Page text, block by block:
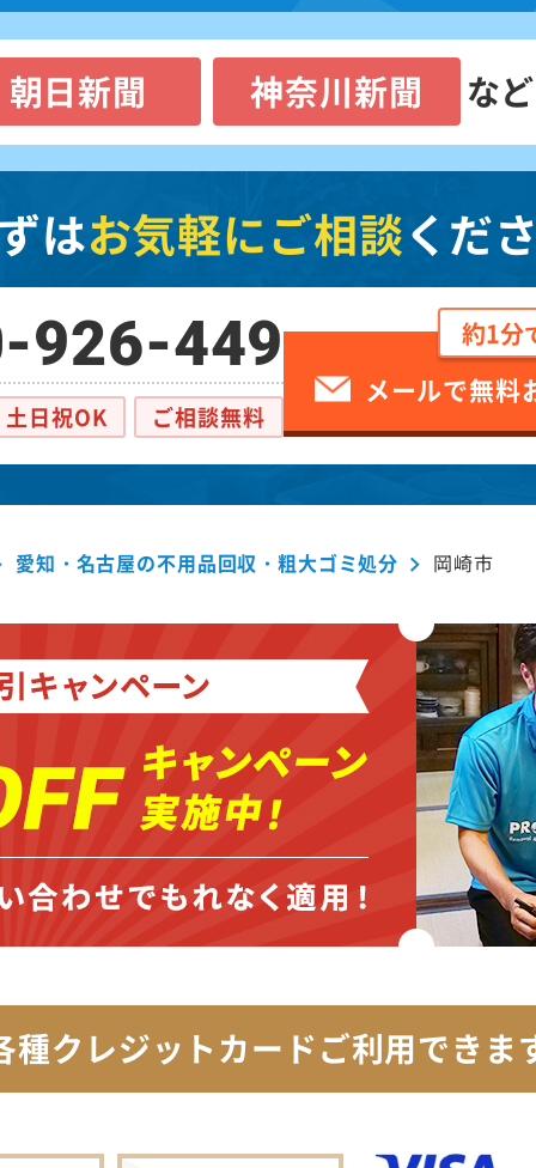
朝日新聞 神奈川新聞 な
はお気軽にご相談くだ
926-449
土日祝OK ご相談無料
約1分
メールで無料
愛知・名古屋の不用品回収・粗大ゴミ処分 岡崎市
種クレジットカードご利用できま